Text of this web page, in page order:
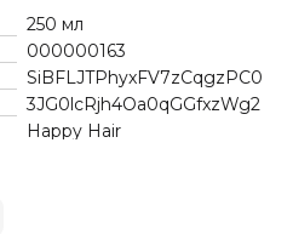
250 мл
000000163
SiBFLJTPhyxFV7zCqgzPC0
3JG0lcRjh4Oa0qGGfxzWg2
Happy Hair